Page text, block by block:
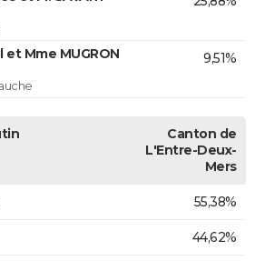
et Mme MUGRON
9,51%
Canton de
L'Entre-Deux-
Mers
55,38%
44,62%